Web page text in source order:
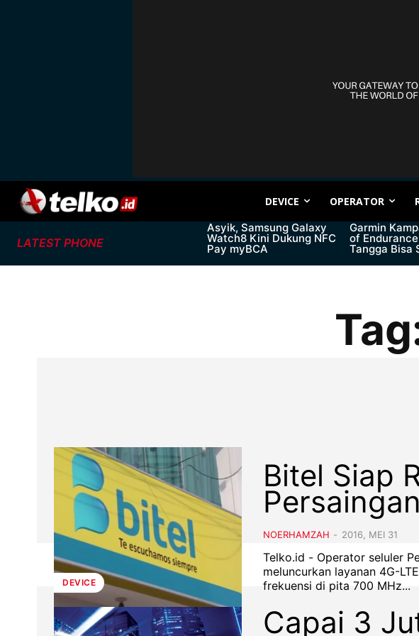
DEVICE OPERATOR
LATEST PHONE
Asyik, Samsung Galaxy
Watch8 Kini Dukung NFC
Pay myBCA
Garmin
of
Tangga Bisa
DEVICE
Bitel Siap
NOERHAMZAH - 2016, MEI 31
Telko.id - Operator seluler
meluncurkan layanan 4G-
frekuensi di pita 700 MHz...
Capai 3